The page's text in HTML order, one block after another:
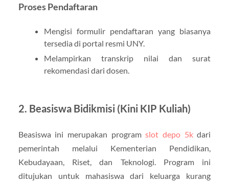
Proses Pendaftaran
Mengisi formulir pendaftaran yang biasanya
tersedia di portal resmi UNY.
Melampirkan transkrip nilai dan surat
rekomendasi dari dosen.
2. Beasiswa Bidikmisi (Kini KIP Kuliah)
Beasiswa ini merupakan programslot depo 5kdari
pemerintah melalui Kementerian Pendidikan,
Kebudayaan, Riset, dan Teknologi. Program ini
ditujukan untuk mahasiswa dari keluarga kurang